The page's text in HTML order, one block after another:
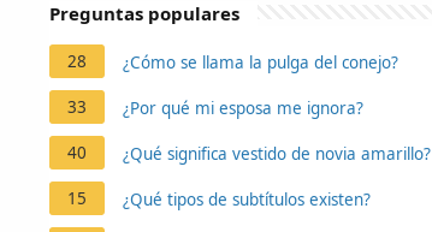
Preguntas populares
28 ¿Cómo se llama la pulga del conejo?
33 ¿Por qué mi esposa me ignora?
40 ¿Qué significa vestido de novia amarillo?
15 ¿Qué tipos de subtítulos existen?